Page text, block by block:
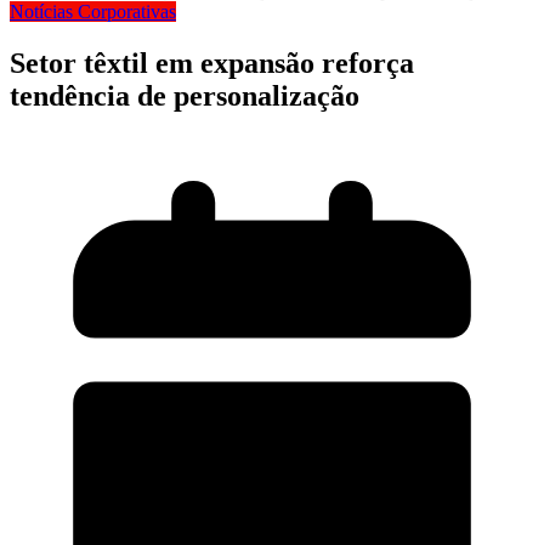
Notícias Corporativas
Setor têxtil em expansão reforça
tendência de personalização